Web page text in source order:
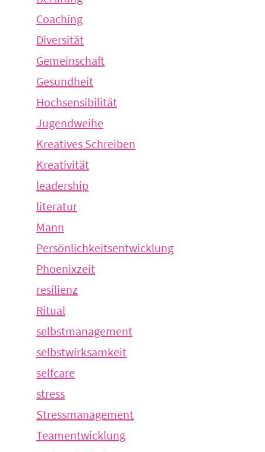
Coaching
Diversität
Gemeinschaft
Gesundheit
Hochsensibilität
Jugendweihe
Kreatives Schreiben
Kreativität
leadership
literatur
Mann
Persönlichkeitsentwicklung
Phoenixzeit
resilienz
Ritual
selbstmanagement
selbstwirksamkeit
selfcare
stress
Stressmanagement
Teamentwicklung